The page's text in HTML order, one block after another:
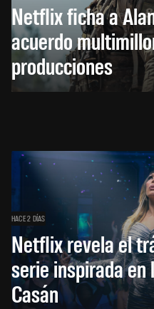
Netflix ficha a
acuerdo
producciones
HACE 2 DÍAS
Netflix revela el
serie inspirada
Casán